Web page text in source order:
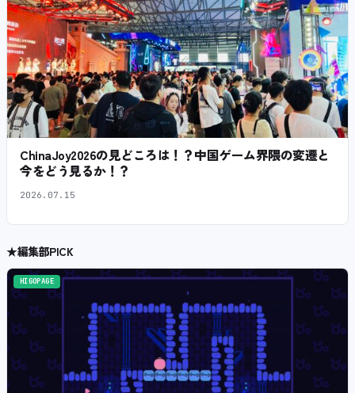
ChinaJoy2026の見どころは！？中国ゲーム界隈の変遷と
今をどう見るか！？
2026.07.15
★編集部PICK
HIGOPAGE